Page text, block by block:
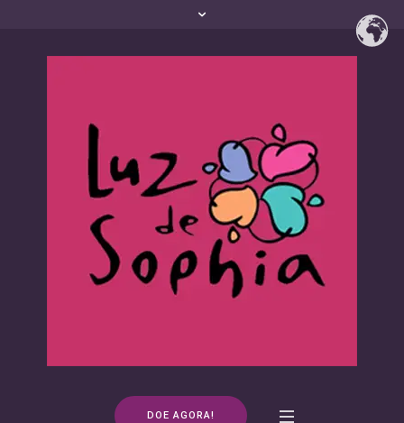
DOE AGORA!